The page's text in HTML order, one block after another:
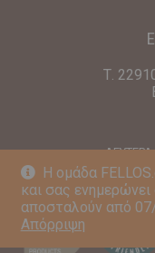
Η ομάδα
και σας
αποσταλούν από
Απόρριψη
Τ.
ΔΕΥΤΕΡΑ